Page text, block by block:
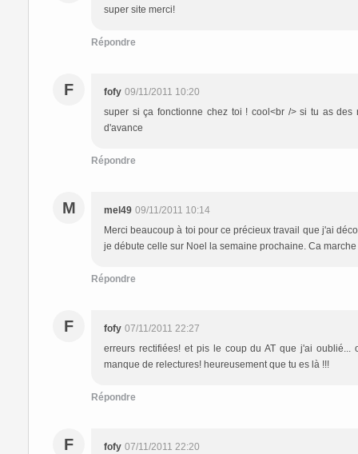
super site merci!
Répondre
F fofy 09/11/2011 10:20
super si ça fonctionne chez toi ! cool<br /> si tu as des
d'avance
Répondre
M mel49 09/11/2011 10:14
Merci beaucoup à toi pour ce précieux travail que j'ai
je débute celle sur Noel la semaine prochaine. Ca
Répondre
F fofy 07/11/2011 22:27
erreurs rectifiées! et pis le coup du AT que j'ai
manque de relectures! heureusement que tu es là !!!
Répondre
F fofy 07/11/2011 22:20